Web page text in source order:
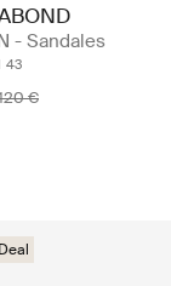
- Sandales
43
€